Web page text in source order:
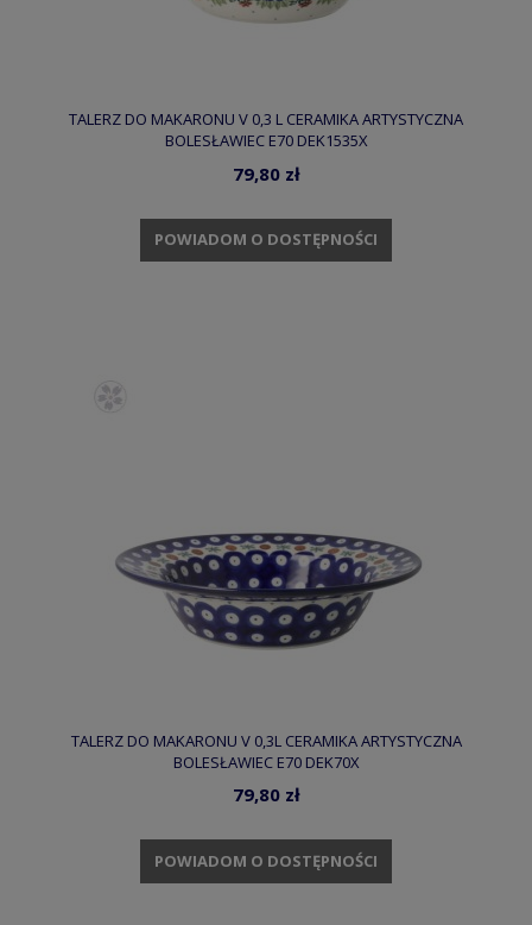
TALERZ DO MAKARONU V 0,3 L CERAMIKA ARTYSTYCZNA
BOLESŁAWIEC E70 DEK1535X
79,80 zł
POWIADOM O DOSTĘPNOŚCI
TALERZ DO MAKARONU V 0,3L CERAMIKA ARTYSTYCZNA
BOLESŁAWIEC E70 DEK70X
79,80 zł
POWIADOM O DOSTĘPNOŚCI